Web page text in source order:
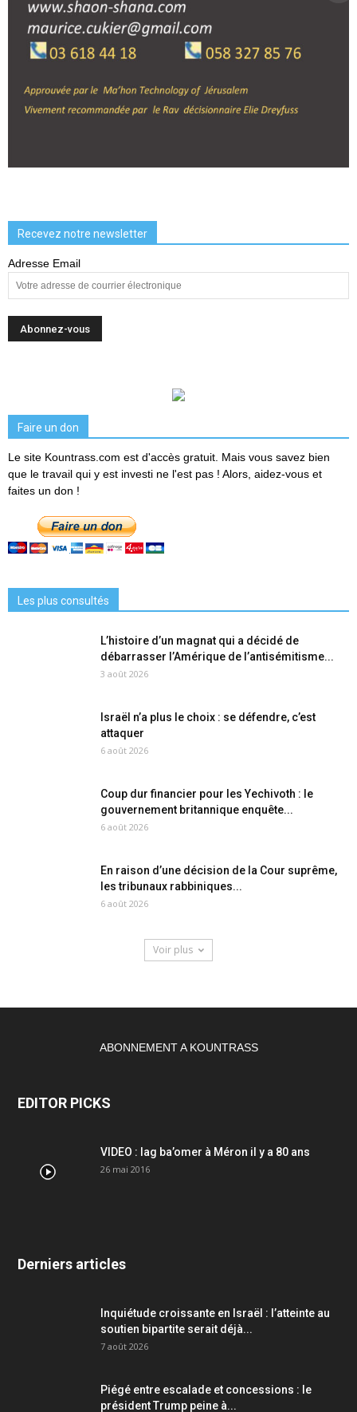
Recevez notre newsletter
Adresse Email
Faire un don
Le site Kountrass.com est d'accès gratuit. Mais vous savez bien
que le travail qui y est investi ne l'est pas ! Alors, aidez-vous et
faites un don !
Les plus consultés
L’histoire d’un magnat qui a décidé de
débarrasser l’Amérique de l’antisémitisme...
3 août 2026
Israël n’a plus le choix : se défendre, c’est
attaquer
6 août 2026
Coup dur financier pour les Yechivoth : le
gouvernement britannique enquête...
6 août 2026
En raison d’une décision de la Cour suprême,
les tribunaux rabbiniques...
6 août 2026
Voir plus
ABONNEMENT A KOUNTRASS
EDITOR PICKS
VIDEO : lag ba’omer à Méron il y a 80 ans
26 mai 2016
Derniers articles
Inquiétude croissante en Israël : l’atteinte au
soutien bipartite serait déjà...
7 août 2026
Piégé entre escalade et concessions : le
président Trump peine à...